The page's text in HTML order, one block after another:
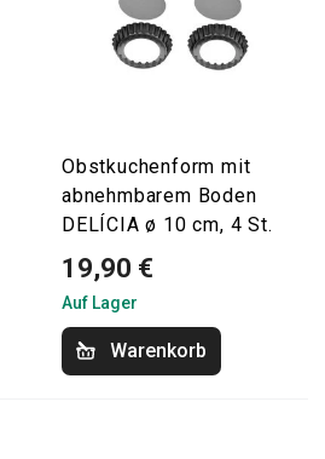
Obstkuchenform mit
abnehmbarem Boden
DELÍCIA ø 10 cm, 4 St.
19,90 €
Auf Lager
Warenkorb